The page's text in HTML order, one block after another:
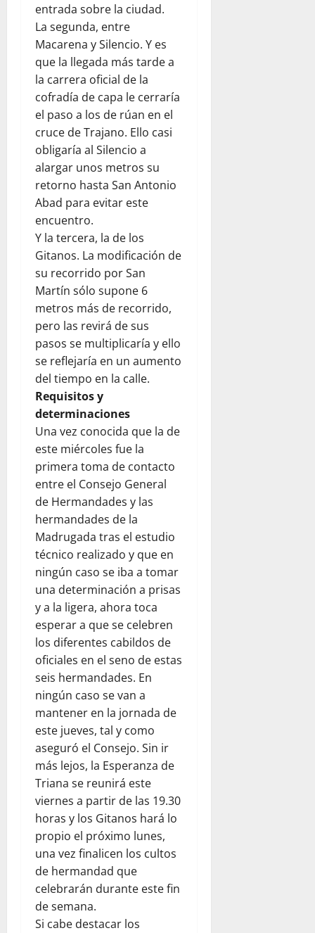
entrada sobre la ciudad.
La segunda, entre
Macarena y Silencio. Y es
que la llegada más tarde a
la carrera oficial de la
cofradía de capa le cerraría
el paso a los de rúan en el
cruce de Trajano. Ello casi
obligaría al Silencio a
alargar unos metros su
retorno hasta San Antonio
Abad para evitar este
encuentro.
Y la tercera, la de los
Gitanos. La modificación de
su recorrido por San
Martín sólo supone 6
metros más de recorrido,
pero las revirá de sus
pasos se multiplicaría y ello
se reflejaría en un aumento
del tiempo en la calle.
Requisitos y
determinaciones
Una vez conocida que la de
este miércoles fue la
primera toma de contacto
entre el Consejo General
de Hermandades y las
hermandades de la
Madrugada tras el estudio
técnico realizado y que en
ningún caso se iba a tomar
una determinación a prisas
y a la ligera, ahora toca
esperar a que se celebren
los diferentes cabildos de
oficiales en el seno de estas
seis hermandades. En
ningún caso se van a
mantener en la jornada de
este jueves, tal y como
aseguró el Consejo. Sin ir
más lejos, la Esperanza de
Triana se reunirá este
viernes a partir de las 19.30
horas y los Gitanos hará lo
propio el próximo lunes,
una vez finalicen los cultos
de hermandad que
celebrarán durante este fin
de semana.
Si cabe destacar los